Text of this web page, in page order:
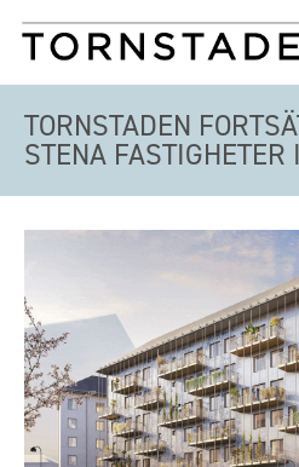
TORNSTADEN
STENA FASTIGHETER